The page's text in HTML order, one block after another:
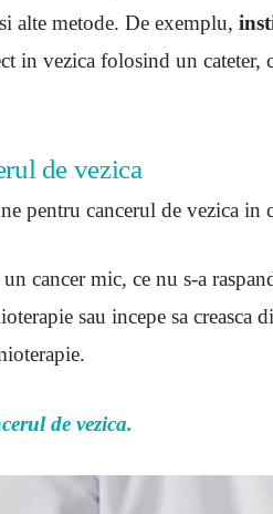
alte metode. De exemplu,
in vezica folosind un cateter,
de vezica
pentru cancerul de vezica in
cancer mic, ce nu s-a
sau incepe sa creasca
de vezica.